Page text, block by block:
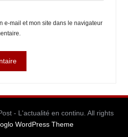
e-mail et mon site dans le navigateur
- L'actualité en continu. All rights
WordPress Theme